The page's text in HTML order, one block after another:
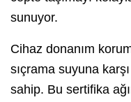
sunuyor.
Cihaz donanım
sıçrama suyuna
sahip. Bu sertifika